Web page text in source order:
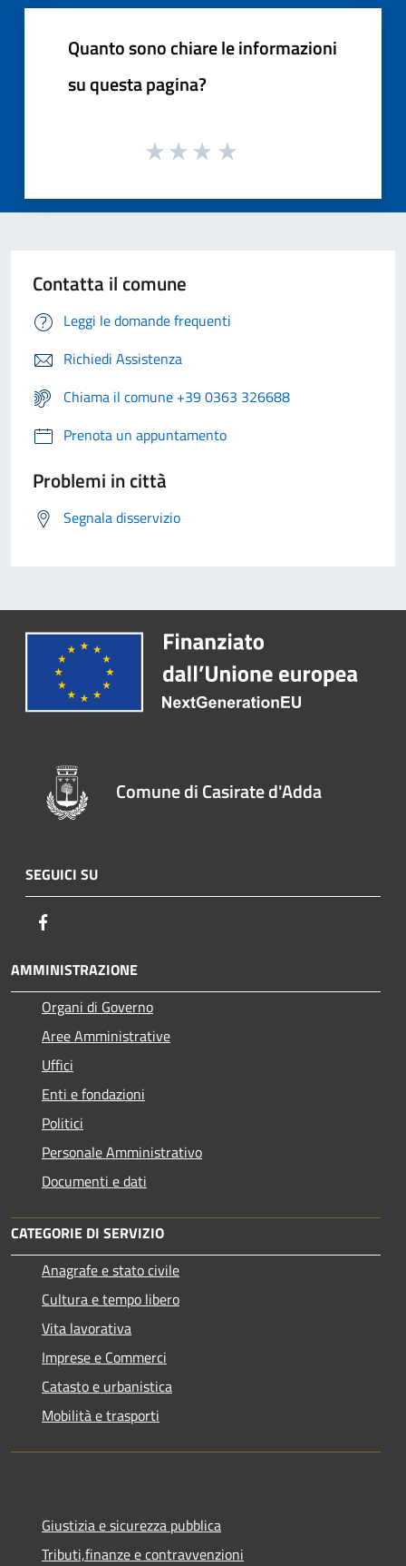
Quanto sono chiare le informazioni
su questa pagina?
Contatta il comune
Leggi le domande frequenti
Richiedi Assistenza
Chiama il comune +39 0363 326688
Prenota un appuntamento
Problemi in città
Segnala disservizio
Comune di Casirate d'Adda
SEGUICI SU
AMMINISTRAZIONE
Organi di Governo
Aree Amministrative
Uffici
Enti e fondazioni
Politici
Personale Amministrativo
Documenti e dati
CATEGORIE DI SERVIZIO
Anagrafe e stato civile
Cultura e tempo libero
Vita lavorativa
Imprese e Commerci
Catasto e urbanistica
Mobilità e trasporti
Giustizia e sicurezza pubblica
Tributi,finanze e contravvenzioni